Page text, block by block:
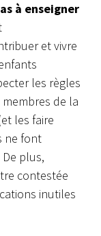
à enseigner
et vivre
les règles
de la
les faire
ne font
plus,
contestée
inutiles